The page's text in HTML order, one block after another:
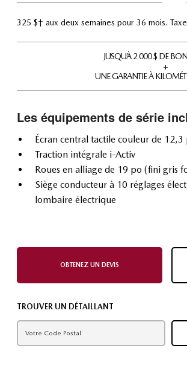
325 $† aux deux semaines pour 36 mois.
JUSQU’À 2 000 $ DE
+
UNE GARANTIE À
Les équipements de série
Écran central tactile couleur de 12,3
Traction intégrale i-Activ
Roues en alliage de 19 po (fini gris
Siège conducteur à 10 réglages
lombaire électrique
OBTENEZ UN DEVIS
TROUVER UN DÉTAILLANT